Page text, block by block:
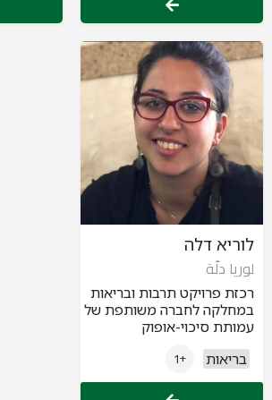
לוריא דלה
لوريا دلّة
רכזת פרויקט תרבות ובריאות
במחלקה לחברה משותפת של
עמותת סיכוי-אופוק
בריאות
+1